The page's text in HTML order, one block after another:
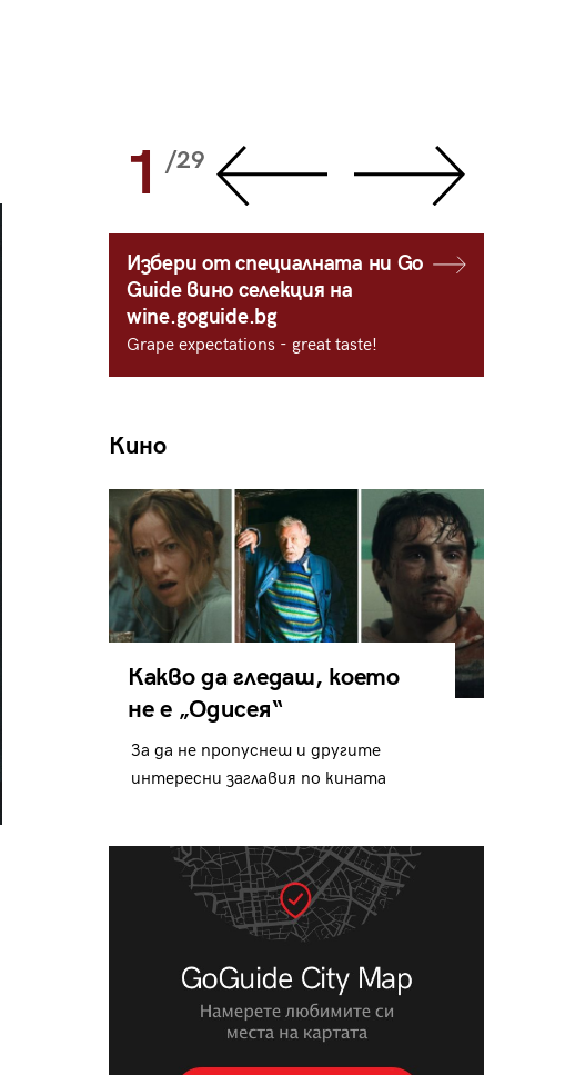
1 /29
Избери от специалната ни Go
Guide вино селекция на
wine.goguide.bg
Grape expectations - great taste!
Кино
Какво да гледаш, което
не е „Одисея“
За да не пропуснеш и другите
интересни заглавия по кината